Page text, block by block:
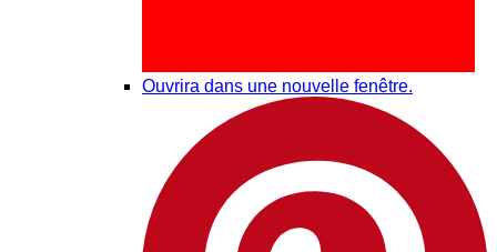
Ouvrira dans une nouvelle fenêtre.